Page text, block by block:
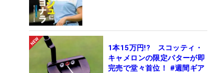
1本15万円!? スコッティ・
キャメロンの限定パターが即
完売で堂々首位！ #週間ギア